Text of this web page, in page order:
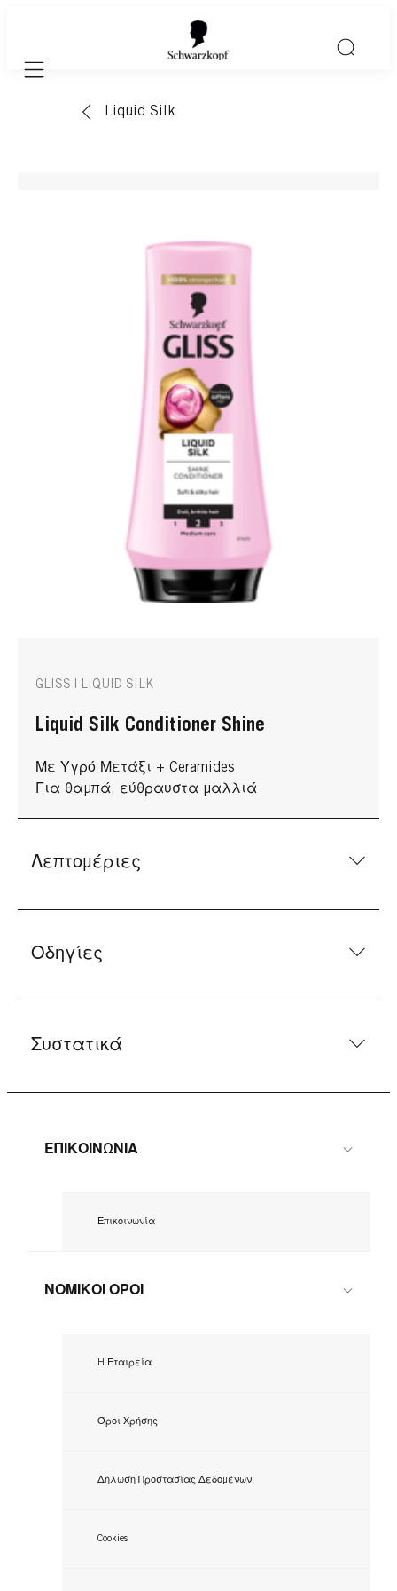
Mobile navigation
Liquid Silk
GLISS | LIQUID SILK
Liquid Silk Conditioner Shine
Με Υγρό Μετάξι + Ceramides
Για θαμπά, εύθραυστα μαλλιά
Λεπτομέριες
Οδηγίες
Συστατικά
ΕΠΙΚΟΙΝΩΝΙΑ
Επικοινωνία
ΝΟΜΙΚΟΙ ΟΡΟΙ
H Εταιρεία
Όροι Χρήσης
Δήλωση Προστασίας Δεδομένων
Cookies